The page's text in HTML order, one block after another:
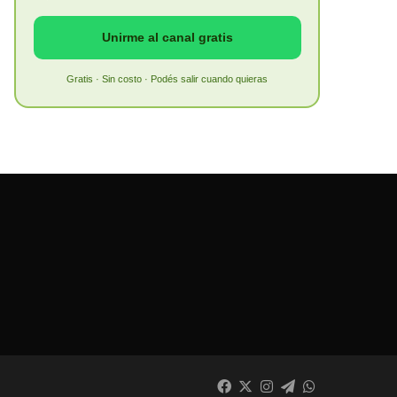
Unirme al canal gratis
Gratis · Sin costo · Podés salir cuando quieras
Facebook
X Instagram
Telegram